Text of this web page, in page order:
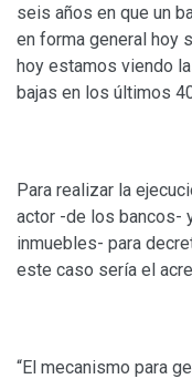
seis años en que un
en forma general hoy
hoy estamos viendo
bajas en los últimos
Para realizar la
actor -de los bancos-
inmuebles- para
este caso sería el
“El mecanismo para